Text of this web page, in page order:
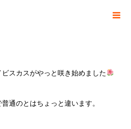
スカスがやっと咲き始めました
通のとはちょっと違います。